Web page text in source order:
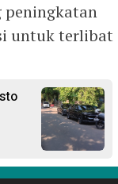
peningkatan
untuk terlibat